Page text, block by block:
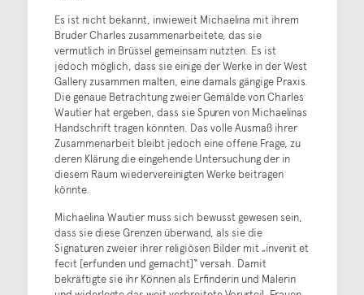
Es ist nicht bekannt, inwieweit Michaelina mit ihrem
Bruder Charles zusammenarbeitete, das sie
vermutlich in Brüssel gemeinsam nutzten. Es ist
jedoch möglich, dass sie einige der Werke in der West
Gallery zusammen malten, eine damals gängige Praxis.
Die genaue Betrachtung zweier Gemälde von Charles
Wautier hat ergeben, dass sie Spuren von Michaelinas
Handschrift tragen könnten. Das volle Ausmaß ihrer
Zusammenarbeit bleibt jedoch eine offene Frage, zu
deren Klärung die eingehende Untersuchung der in
diesem Raum wiedervereinigten Werke beitragen
könnte.
Michaelina Wautier muss sich bewusst gewesen sein,
dass sie diese Grenzen überwand, als sie die
Signaturen zweier ihrer religiösen Bilder mit „invenit et
fecit [erfunden und gemacht]“ versah. Damit
bekräftigte sie ihr Können als Erfinderin und Malerin